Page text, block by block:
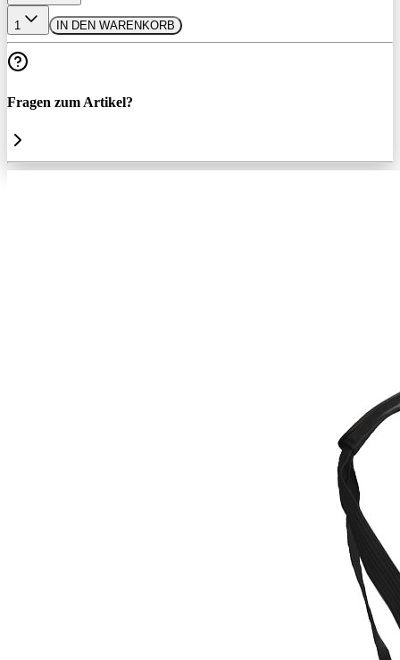
1 IN DEN WARENKORB
Fragen zum Artikel?